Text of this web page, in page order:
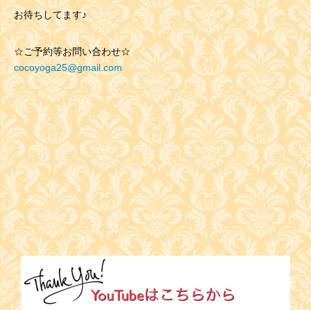
お待ちしてます♪
☆ご予約等お問い合わせ☆
cocoyoga25@gmail.com